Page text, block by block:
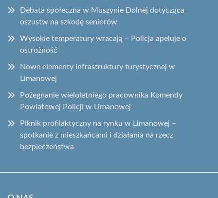
Debata społeczna w Muszynie Dolnej dotycząca
oszustw na szkodę seniorów
Wysokie temperatury wracają – Policja apeluje o
ostrożność
Nowe elementy infrastruktury turystycznej w
Limanowej
Pożegnanie wieloletniego pracownika Komendy
Powiatowej Policji w Limanowej
Piknik profilaktyczny na rynku w Limanowej –
spotkanie z mieszkańcami i działania na rzecz
bezpieczeństwa